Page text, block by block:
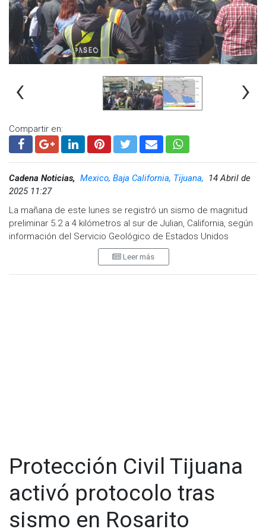
Visita y accede a todo nuestro contenido |
www.cadenanoticias.com| Twitter: @cadena_noticias|
Facebook:@cadenanoticiasmx | Instagram:
@cadenanoticiasmx| TikTok:@CadenaNoticias|
Whatsapp:@CadenaNoticias| Telegram:@CadenaNoticias
‹ ›
Compartir en:
Cadena Noticias, Mexico, Baja California, Tijuana,
14 Abril de
2025 11:27
La mañana de este lunes se registró un sismo de magnitud
preliminar 5.2 a 4 kilómetros al sur de Julian, California, según
información del Servicio Geológico de Estados Unidos
(USGS). El movimiento telúrico fue percibido en diversos
municipios de Baja California, incluyendo Tijuana, Mexicali y
Tecate.
Leer más
Protección Civil Tijuana
activó protocolo tras
sismo en Rosarito